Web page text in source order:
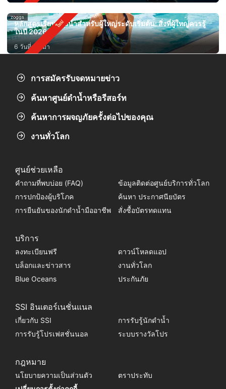
zoggs
หลักสูตรเรียนว่ายน้ำสำหรับผู้ใหญ่ระดับเริ่มต้น: สิ่งที่ผู้ใหญ่ควรรู้
ในปี 2026
6 วันที่ผ่านมา
การสมัครรับจดหมายข่าว
ค้นหาศูนย์ดำน้ำหรือรีสอร์ท
ค้นหาการผจญภัยครั้งต่อไปของคุณ
งานทั่วโลก
ศูนย์ช่วยเหลือ
คำถามที่พบบ่อย (FAQ)
ข้อมูลติดต่อศูนย์บริการทั่วโลก
การปกป้องผู้บริโภค
ค้นหา ประกาศนียบัตร
การยืนยันของนักดำน้ำมืออาชีพ
สั่งซื้อบัตรทดแทน
บริการ
ลงทะเบียนฟรี
ดาวน์โหลดแอป
บล็อกและข่าวสาร
งานทั่วโลก
Blue Oceans
ประกันภัย
SSI อินเตอร์เนชั่นแนล
เกี่ยวกับ SSI
การรับรู้นักดำน้ำ
การรับรู้โปรเฟสชั่นนอล
ระบบรางวัลโปร
กฎหมาย
นโยบายความเป็นส่วนตัว
ตราประทับ